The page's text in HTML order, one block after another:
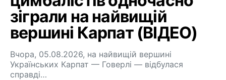
зіграли на найвищій
вершині Карпат (ВІДЕО)
Вчора, 05.08.2026, на найвищій вершині
Українських Карпат — Говерлі — відбулася
справді…